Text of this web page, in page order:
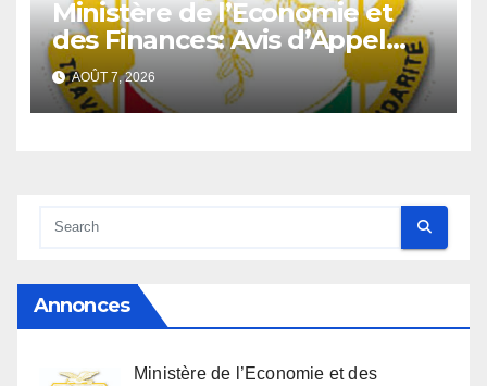
Ministère de l’Economie et
des Finances: Avis d’Appel
d’Offres pour l’Achat de
matériels informatiques en
faveur de la Direction
AOÛT 7, 2026
Annonces
Ministère de l’Economie et des